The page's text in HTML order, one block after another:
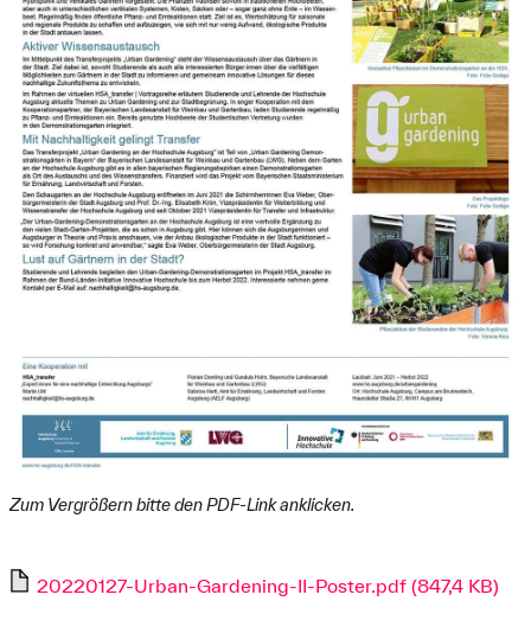
Zum Vergrößern bitte den PDF-Link anklicken.
20220127-Urban-Gardening-II-Poster.pdf (847,4 KB)